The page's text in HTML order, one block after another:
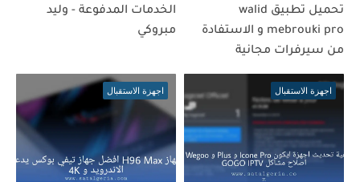
تحميل تطبيق walid
mebrouki pro و الاستفادة
من سيرفرات مجانية
الخدمات المدفوعة - وليد
مبروكي
اجهزة الاستقبال اجهزة الاستقبال